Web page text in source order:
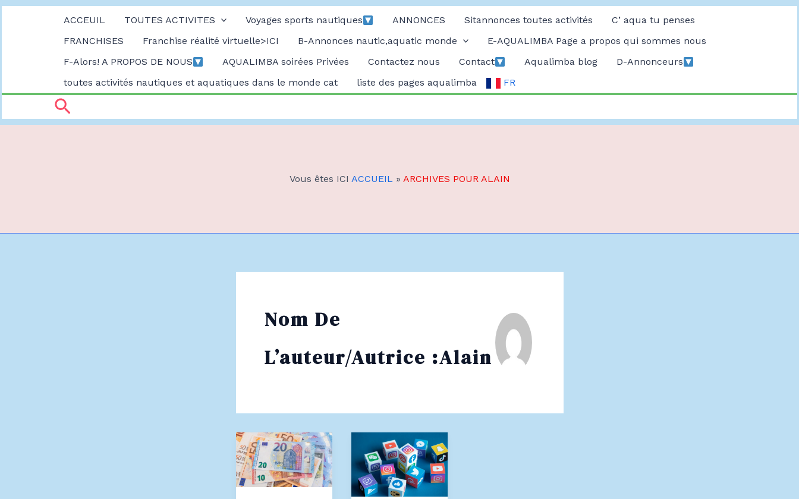
ACCEUIL TOUTES ACTIVITES Voyages sports nautiques ANNONCES Sitannonces toutes activités
C’ aqua tu penses
FRANCHISES
Franchise réalité virtuelle>ICI B-Annonces nautic,aquatic monde
E-AQUALIMBA Page a propos qui sommes nous
F-Alors! A PROPOS DE NOUS
AQUALIMBA soirées Privées Contactez nous Contact Aqualimba blog
D-Annonceurs
toutes activités nautiques et aquatiques dans le monde cat
liste des pages aqualimba FR
Rechercher
Vous êtes ICI ACCUEIL » ARCHIVES POUR ALAIN
Nom De
L’auteur/autrice :Alain